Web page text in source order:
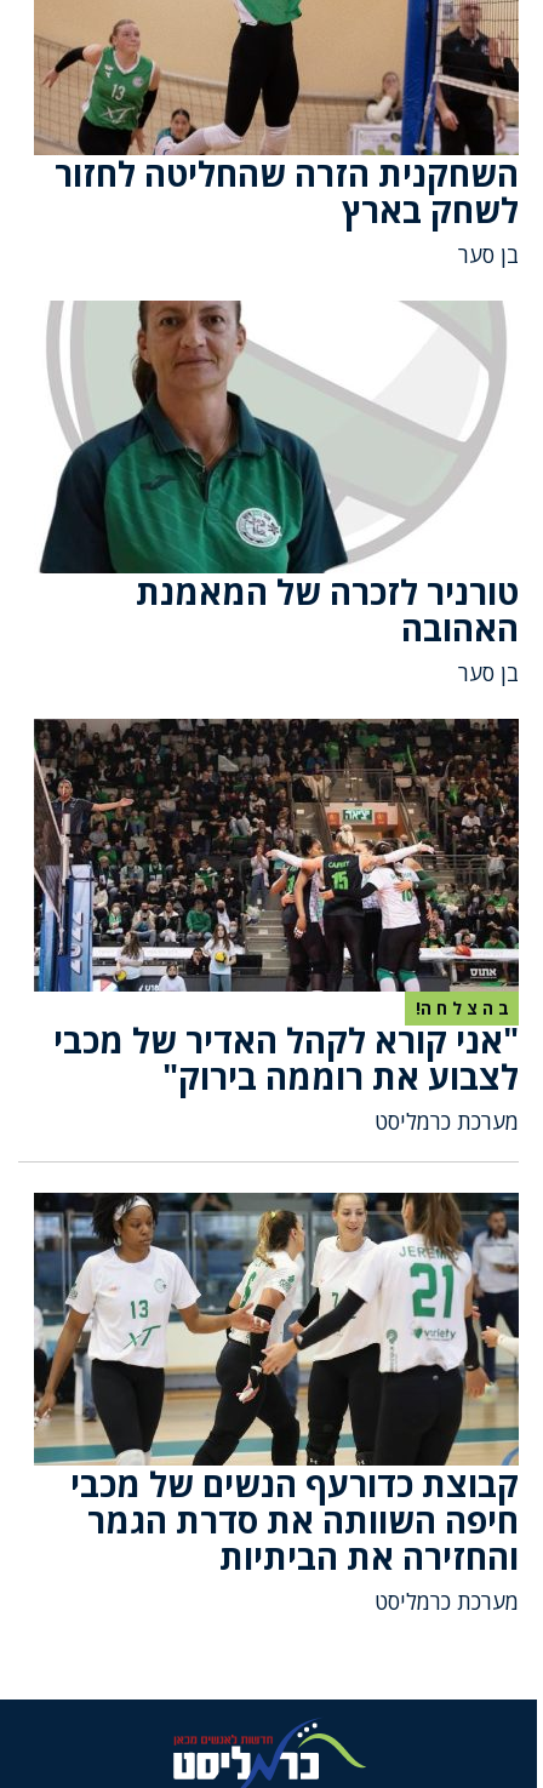
השחקנית הזרה שהחליטה לחזור
לשחק בארץ
בן סער
טורניר לזכרה של המאמנת
האהובה
בן סער
ב ה צ ל ח ה!
"אני קורא לקהל האדיר של מכבי
לצבוע את רוממה בירוק"
מערכת כרמליסט
קבוצת כדורעף הנשים של מכבי
חיפה השוותה את סדרת הגמר
והחזירה את הביתיות
מערכת כרמליסט